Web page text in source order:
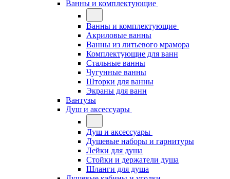
Ванны и комплектующие
Ванны и комплектующие
Акриловые ванны
Ванны из литьевого мрамора
Комплектующие для ванн
Стальные ванны
Чугунные ванны
Шторки для ванны
Экраны для ванн
Вантузы
Душ и аксессуары
Душ и аксессуары
Душевые наборы и гарнитуры
Лейки для душа
Стойки и держатели душа
Шланги для душа